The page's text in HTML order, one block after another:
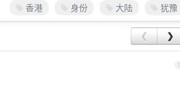
香港 身份 大陆 犹豫
❮ ❯
1